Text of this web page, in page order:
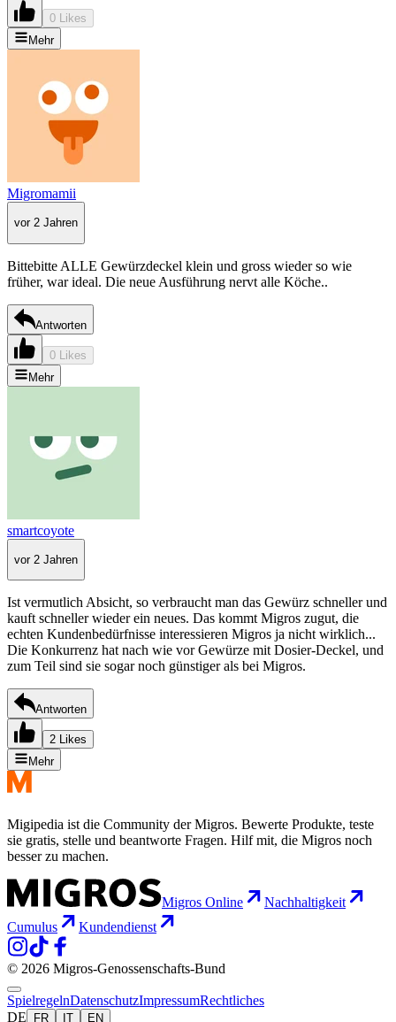
0 Likes
Mehr
Migromamii
vor 2 Jahren
Bittebitte ALLE Gewürzdeckel klein und gross wieder so wie
früher, war ideal. Die neue Ausführung nervt alle Köche..
Antworten
0 Likes
Mehr
smartcoyote
vor 2 Jahren
Ist vermutlich Absicht, so verbraucht man das Gewürz schneller und
kauft schneller wieder ein neues. Das kommt Migros zugut, die
echten Kundenbedürfnisse interessieren Migros ja nicht wirklich...
Die Konkurrenz hat nach wie vor Gewürze mit Dosier-Deckel, und
zum Teil sind sie sogar noch günstiger als bei Migros.
Antworten
2 Likes
Mehr
Migipedia ist die Community der Migros. Bewerte Produkte, teste
sie gratis, stelle und beantworte Fragen. Hilf mit, die Migros noch
besser zu machen.
Migros Online
Nachhaltigkeit
Cumulus
Kundendienst
© 2026 Migros-Genossenschafts-Bund
SpielregelnDatenschutzImpressumRechtliches
DE
FR IT EN